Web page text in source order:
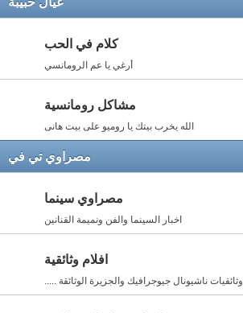
كلام في الحب
أرغي يا عم الرومانسي
مشاكل رومانسية
الله يخرب بيتك يا روميو على بيت هانى
مصراوي تي في
مصراوي سينما
اخبار السينما والفن ونميمة القنانين
افلام وثائقية
وثائقيات ناشيونال جيوجرافيك والجزيرة الوثائقة .....